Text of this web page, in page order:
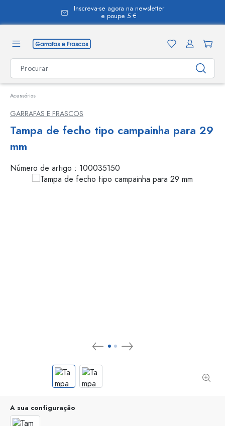
Inscreva-se agora na newsletter
e poupe 5 €
Acessórios
GARRAFAS E FRASCOS
Tampa de fecho tipo campainha para 29
mm
Número de artigo : 100035150
A sua configuração